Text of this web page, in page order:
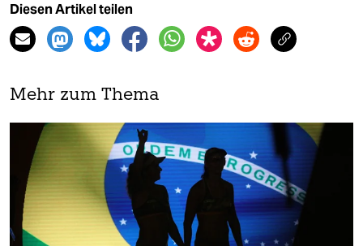
Diesen Artikel teilen
Mehr zum Thema